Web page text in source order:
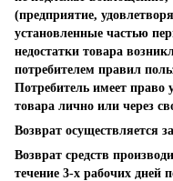
(предприятие,
установленные частью
недостатки товара
потребителем правил
Потребитель имеет право
товара лично или через
Возврат осуществляется
Возврат средств
течение 3-х рабочих дней